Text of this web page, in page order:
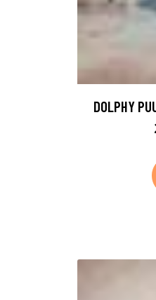
DOLPHY